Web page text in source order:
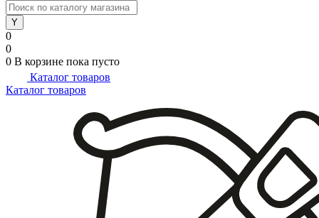
0
0
0 В корзине пока пусто
Каталог товаров
Каталог товаров